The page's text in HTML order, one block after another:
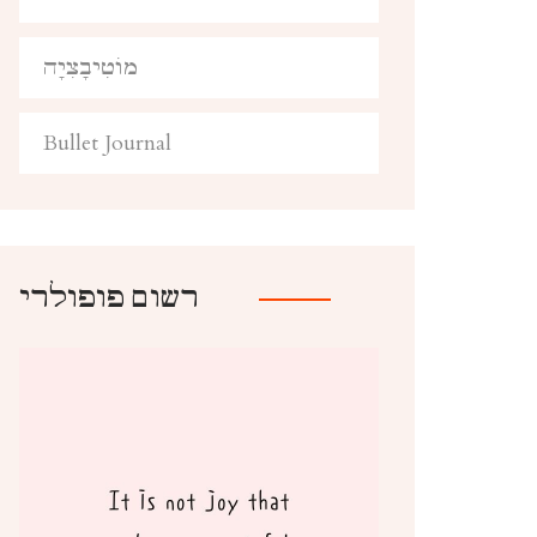
מוֹטִיבָצִיָה
Bullet Journal
רשום פופולרי